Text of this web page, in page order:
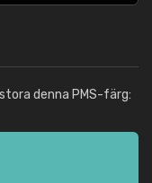
denna PMS-färg: